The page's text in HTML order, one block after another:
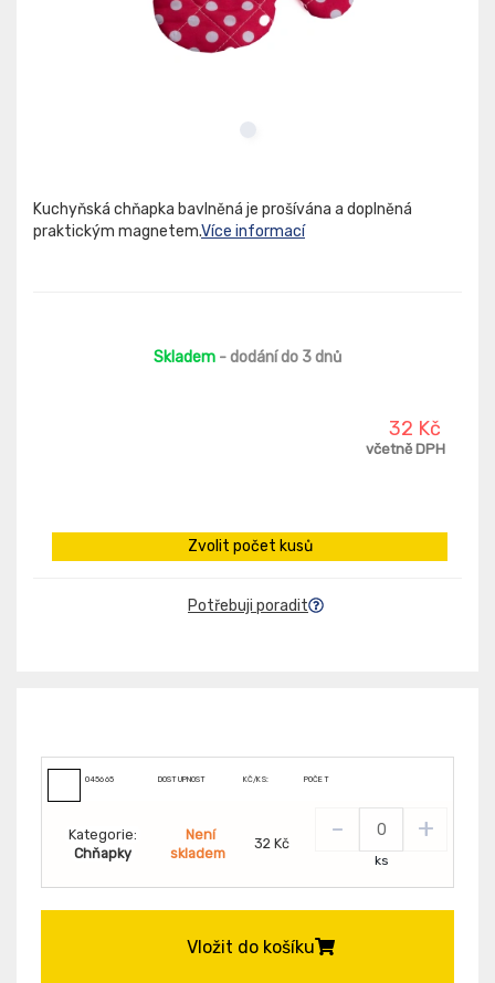
Kuchyňská chňapka bavlněná je prošívána a doplněná
praktickým magnetem.Více informací
Skladem - dodání do 3 dnů
32 Kč
včetně DPH
Zvolit počet kusů
Potřebuji poradit
045665 DOSTUPNOST KČ/KS: POČET
Kategorie:
Chňapky
Není
skladem
32 Kč - +
ks
Vložit do košíku